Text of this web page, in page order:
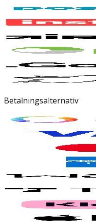
Betalningsalternativ